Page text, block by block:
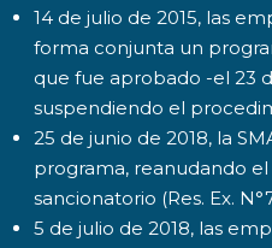
14 de julio de 2015, las
forma conjunta un
que fue aprobado -el 23
suspendiendo el
25 de junio de 2018, la
programa, reanudando
sancionatorio (Res. Ex.
5 de julio de 2018, las